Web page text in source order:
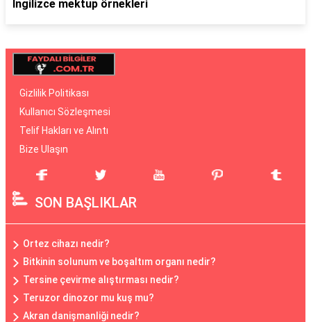
İngilizce mektup örnekleri
Gizlilik Politikası
Kullanıcı Sözleşmesi
Telif Hakları ve Alıntı
Bize Ulaşın
SON BAŞLIKLAR
Ortez cihazı nedir?
Bitkinin solunum ve boşaltım organı nedir?
Tersine çevirme alıştırması nedir?
Teruzor dinozor mu kuş mu?
Akran danişmanliği nedir?